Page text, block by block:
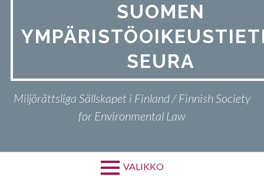
SUOMEN
SEURA
Miljörättsliga Sällskapet i Finland / Finnish Society
for Environmental Law
VALIKKO